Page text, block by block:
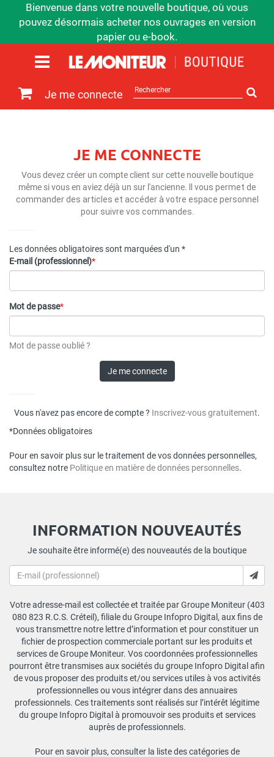
Bienvenue dans votre nouvelle boutique, où vous
pouvez désormais acheter nos ouvrages en version
papier ou e-book.
Je me connecte
sur
le
JE ME CONNECTE
Vous devez créer un compte client sur cette nouvelle boutique
même si vous en aviez déjà un sur l'ancienne.
Il vous permet de
commander des articles et accéder à votre espace personnel
pour suivre vos commandes.
Les données obligatoires sont marquées d'un *
E-mail (professionnel)*
Mot de passe*
Mot de passe oublié ?
Je me connecte
Vous n'avez pas encore de compte ? Inscrivez-vous gratuitement.
*Données obligatoires
Pour en savoir plus sur le traitement de vos données personnelles,
consultez notre Politique en matière de données personnelles.
INFORMATION NOUVEAUTÉS
Je souhaite être informé(e) des nouveautés de la boutique
Votre adresse-mail est collectée et traitée par Groupe Moniteur (403
080 823 R.C.S. Créteil), filiale du Groupe Infopro Digital, aux fins de
vous transmettre notre lettre d’information et pour constituer un
fichier de prospection commerciale portant sur les produits et
services de Groupe Moniteur. Vos coordonnées professionnelles
pourront être transmises aux sociétés du groupe Infopro Digital afin
de vous proposer des produits et/ou services utiles à vos activités
professionnelles ou vous intégrer dans des annuaires
professionnels. Ces traitements sont réalisés sur l’intérêt légitime
du groupe Infopro Digital à promouvoir ses produits et services
auprès de professionnels.
Pour en savoir plus, consulter la liste des catégories de